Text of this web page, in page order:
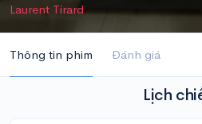
Laurent Tirard
Thông tin phim Đánh giá
Lịch